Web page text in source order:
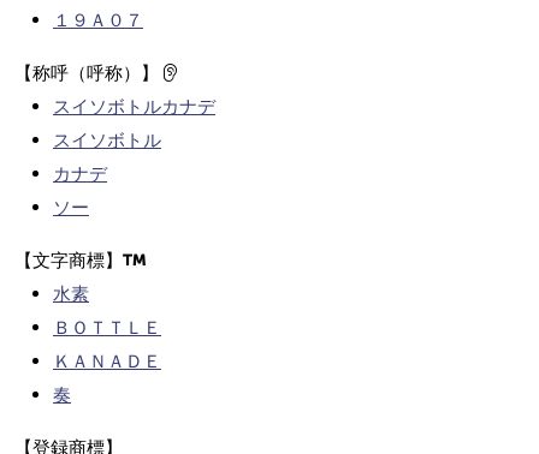
１９Ａ０７
【称呼（呼称）】
スイソボトルカナデ
スイソボトル
カナデ
ソー
【文字商標】
水素
ＢＯＴＴＬＥ
ＫＡＮＡＤＥ
奏
【登録商標】